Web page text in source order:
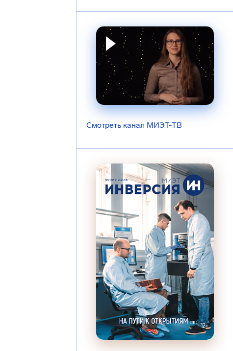
Смотреть канал МИЭТ-ТВ